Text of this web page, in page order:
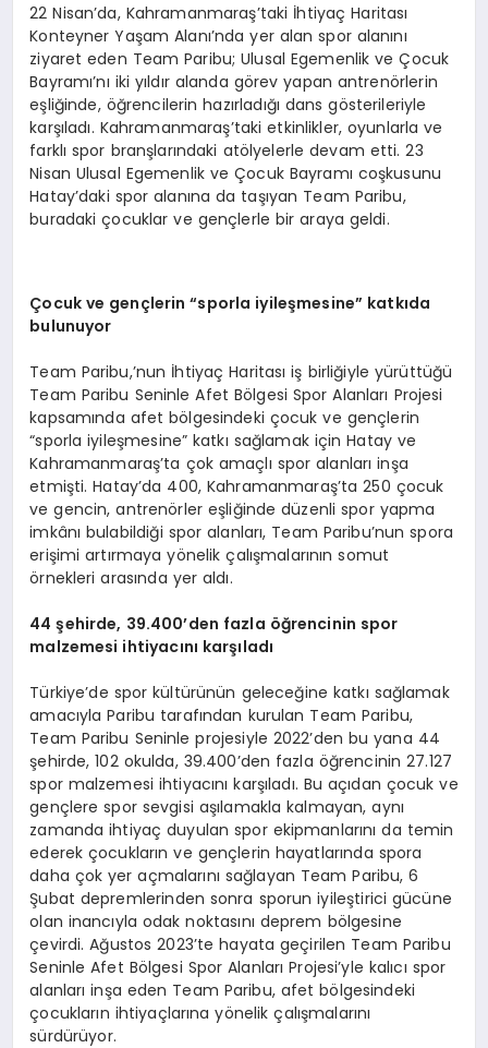
22 Nisan’da, Kahramanmaraş’taki İhtiyaç Haritası
Konteyner Yaşam Alanı’nda yer alan spor alanını
ziyaret eden Team Paribu; Ulusal Egemenlik ve Çocuk
Bayramı’nı iki yıldır alanda görev yapan antrenörlerin
eşliğinde, öğrencilerin hazırladığı dans gösterileriyle
karşıladı. Kahramanmaraş’taki etkinlikler, oyunlarla ve
farklı spor branşlarındaki atölyelerle devam etti. 23
Nisan Ulusal Egemenlik ve Çocuk Bayramı coşkusunu
Hatay’daki spor alanına da taşıyan Team Paribu,
buradaki çocuklar ve gençlerle bir araya geldi.
Çocuk ve gençlerin“sporla iyileşmesine” katkıda
bulunuyor
Team Paribu,’nun İhtiyaç Haritası iş birliğiyle yürüttüğü
Team Paribu Seninle Afet Bölgesi Spor Alanları Projesi
kapsamında afet bölgesindeki çocuk ve gençlerin
“sporla iyileşmesine” katkı sağlamak için Hatay ve
Kahramanmaraş’ta çok amaçlı spor alanları inşa
etmişti. Hatay’da 400, Kahramanmaraş’ta 250 çocuk
ve gencin, antrenörler eşliğinde düzenli spor yapma
imkânı bulabildiği spor alanları, Team Paribu’nun spora
erişimi artırmaya yönelik çalışmalarının somut
örnekleri arasında yer aldı.
44 şehirde, 39.400’den fazla öğrencinin spor
malzemesi ihtiyacını karşıladı
Türkiye’de spor kültürünün geleceğine katkı sağlamak
amacıyla Paribu tarafından kurulan Team Paribu,
Team Paribu Seninle projesiyle 2022’den bu yana 44
şehirde, 102 okulda, 39.400’den fazla öğrencinin 27.127
spor malzemesi ihtiyacını karşıladı. Bu açıdan çocuk ve
gençlere spor sevgisi aşılamakla kalmayan, aynı
zamanda ihtiyaç duyulan spor ekipmanlarını da temin
ederek çocukların ve gençlerin hayatlarında spora
daha çok yer açmalarını sağlayan Team Paribu, 6
Şubat depremlerinden sonra sporun iyileştirici gücüne
olan inancıyla odak noktasını deprem bölgesine
çevirdi. Ağustos 2023’te hayata geçirilen Team Paribu
Seninle Afet Bölgesi Spor Alanları Projesi’yle kalıcı spor
alanları inşa eden Team Paribu, afet bölgesindeki
çocukların ihtiyaçlarına yönelik çalışmalarını
sürdürüyor.